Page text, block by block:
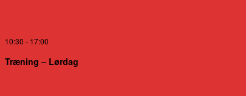
10:30 - 17:00
Træning – Lørdag